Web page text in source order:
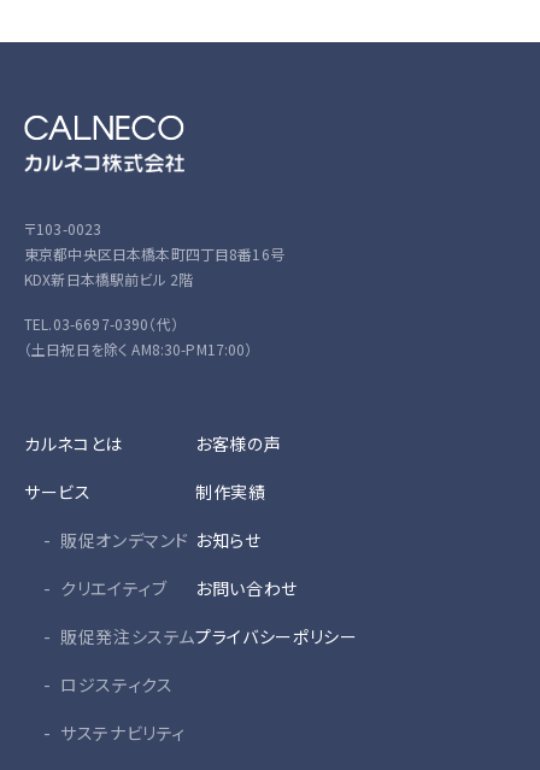
〒103-0023
東京都中央区日本橋本町四丁目8番16号
KDX新日本橋駅前ビル 2階
TEL.03-6697-0390（代）
（土日祝日を除く AM8:30-PM17:00）
カルネコとは
サービス
販促オンデマンド
クリエイティブ
販促発注システム
ロジスティクス
サステナビリティ
お客様の声
制作実績
お知らせ
お問い合わせ
プライバシーポリシー